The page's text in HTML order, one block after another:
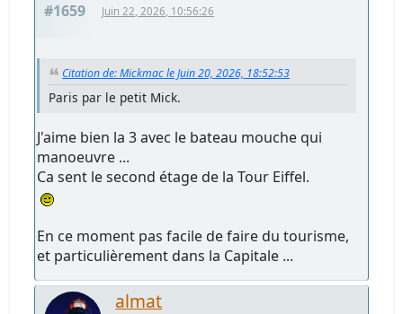
#1659 Juin 22, 2026, 10:56:26
Citation de: Mickmac le Juin 20, 2026, 18:52:53
Paris par le petit Mick.
J'aime bien la 3 avec le bateau mouche qui
manoeuvre ...
Ca sent le second étage de la Tour Eiffel.
En ce moment pas facile de faire du tourisme,
et particulièrement dans la Capitale ...
almat